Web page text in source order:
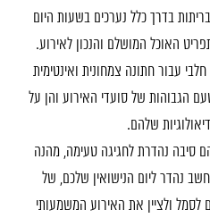
בדרך כלל נערכים בשעות היום
האוכל המושלם והנכון לאירוע.
חלבי עבור חתונה צמחונית ואינטימית
הגבוהות של סועדי האירוע והן על
שלהם.
הם סיבה נהדרת לחגיגה טעימה, מהנה
נהדר ליום הנישואין שלכם, של
לסמל ולציין את האירוע המשמעותי